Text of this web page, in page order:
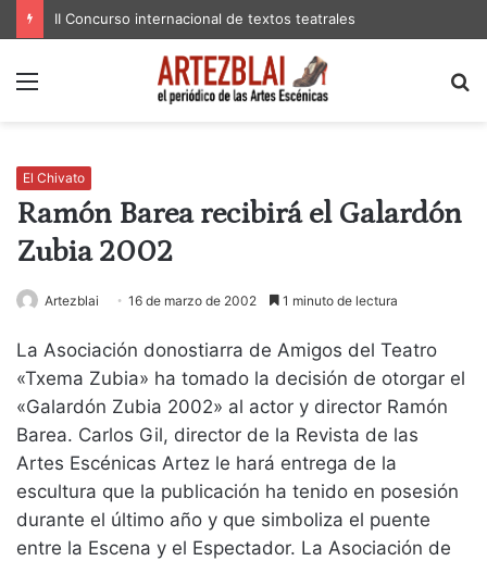
II Concurso internacional de textos teatrales
Menú
El Chivato
Ramón Barea recibirá el Galardón
Zubia 2002
Artezblai 16 de marzo de 2002 1 minuto de lectura
La Asociación donostiarra de Amigos del Teatro
«Txema Zubia» ha tomado la decisión de otorgar el
«Galardón Zubia 2002» al actor y director Ramón
Barea. Carlos Gil, director de la Revista de las
Artes Escénicas Artez le hará entrega de la
escultura que la publicación ha tenido en posesión
durante el último año y que simboliza el puente
entre la Escena y el Espectador. La Asociación de